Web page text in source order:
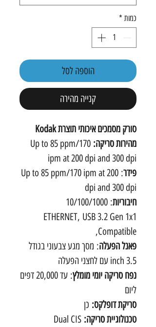
כמות *
הוספה לסל
קנייה מהירה
סורק מסמכים איכותי תוצרת Kodak
מהירות סריקה: Up to 85 ppm/170
ipm at 200 dpi and 300 dpi
פידר : Up to 85 ppm/170 ipm at 200
dpi and 300 dpi
חיבוריות : 10/100/1000
ETHERNET, USB 3.2 Gen 1x1
Compatible,
פאנל הפעלה: מסך מגע צבעוני בגודל
3.5 inch עם לחצני הפעלה
נפח סריקה יומי מומלץ
: עד 20,000 דפים
ליום
סריקת דופלקס: כן
טכנולוגיית סריקה: